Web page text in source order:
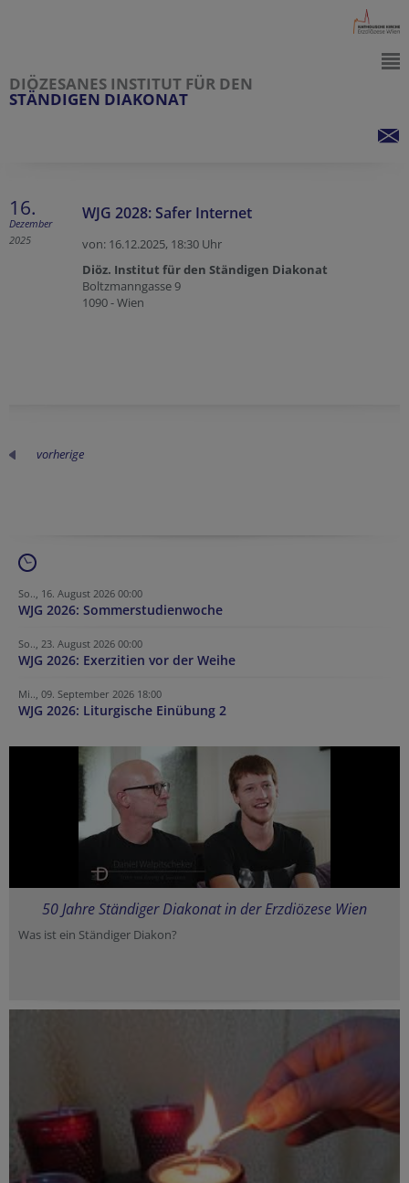
DIÖZESANES INSTITUT FÜR DEN
STÄNDIGEN DIAKONAT
16.
Dezember
2025
WJG 2028: Safer Internet
von: 16.12.2025, 18:30 Uhr
Diöz. Institut für den Ständigen Diakonat
Boltzmanngasse 9
1090 - Wien
vorherige
So.., 16. August 2026 00:00
WJG 2026: Sommerstudienwoche
So.., 23. August 2026 00:00
WJG 2026: Exerzitien vor der Weihe
Mi.., 09. September 2026 18:00
WJG 2026: Liturgische Einübung 2
50 Jahre Ständiger Diakonat in der Erzdiözese Wien
Was ist ein Ständiger Diakon?